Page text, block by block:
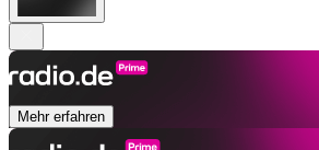
Mehr erfahren